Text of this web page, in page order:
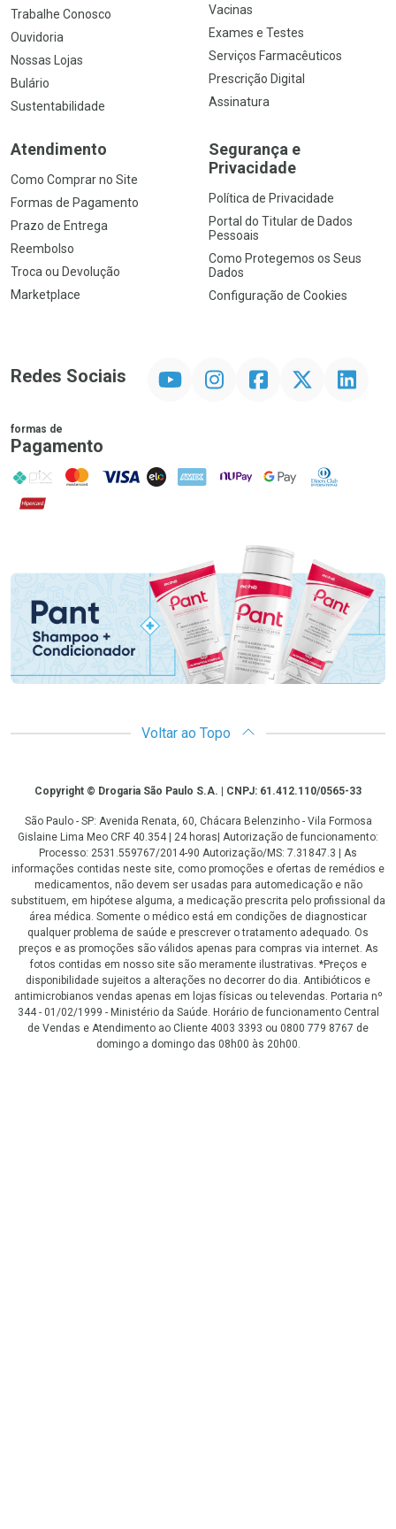
Trabalhe Conosco
Ouvidoria
Nossas Lojas
Bulário
Sustentabilidade
Vacinas
Exames e Testes
Serviços Farmacêuticos
Prescrição Digital
Assinatura
Atendimento
Como Comprar no Site
Formas de Pagamento
Prazo de Entrega
Reembolso
Troca ou Devolução
Marketplace
Segurança e
Privacidade
Política de Privacidade
Portal do Titular de Dados
Pessoais
Como Protegemos os Seus
Dados
Configuração de Cookies
Redes Sociais InstagramFacebookTwitter Linkedin
formas de
Pagamento
PIX MasterCard
VISA ELO AMEX NuPay Google PayDiners Club
Hipercard
Promoção em Destaque
Voltar ao Topo
CopyrightCopyright © Drogaria São Paulo S.A. | CNPJ: 61.412.110/0565-33
São Paulo - SP: Avenida Renata, 60, Chácara Belenzinho - Vila Formosa
Gislaine Lima Meo CRF 40.354 | 24 horas| Autorização de funcionamento:
Processo: 2531.559767/2014-90 Autorização/MS: 7.31847.3 | As
informações contidas neste site, como promoções e ofertas de remédios e
medicamentos, não devem ser usadas para automedicação e não
substituem, em hipótese alguma, a medicação prescrita pelo profissional da
área médica. Somente o médico está em condições de diagnosticar
qualquer problema de saúde e prescrever o tratamento adequado. Os
preços e as promoções são válidos apenas para compras via internet. As
fotos contidas em nosso site são meramente ilustrativas. *Preços e
disponibilidade sujeitos a alterações no decorrer do dia. Antibióticos e
antimicrobianos vendas apenas em lojas físicas ou televendas. Portaria nº
344 - 01/02/1999 - Ministério da Saúde. Horário de funcionamento Central
de Vendas e Atendimento ao Cliente 4003 3393 ou 0800 779 8767 de
domingo a domingo das 08h00 às 20h00.